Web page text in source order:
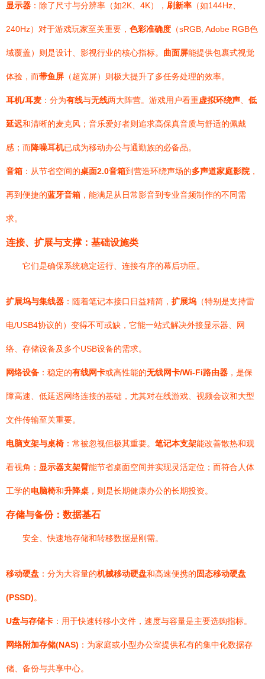
显示器 ：除了尺寸与分辨率（如2K、4K）， 刷新率 （如144Hz、
240Hz）对于游戏玩家至关重要， 色彩准确度 （sRGB, Adobe RGB色
域覆盖）则是设计、影视行业的核心指标。 曲面屏能提供包裹式视觉
体验，而带鱼屏 （超宽屏）则极大提升了多任务处理的效率。
耳机/耳麦 ：分为有线与无线两大阵营。游戏用户看重虚拟环绕声 低
延迟和清晰的麦克风；音乐爱好者则追求高保真音质与舒适的佩戴
感；而降噪耳机已成为移动办公与通勤族的必备品。
音箱 ：从节省空间的桌面2.0音箱到营造环绕声场的多声道家庭影院，
再到便捷的蓝牙音箱 ，能满足从日常影音到专业音频制作的不同需
求。
连接、扩展与支撑：基础设施类
它们是确保系统稳定运行、连接有序的幕后功臣。
扩展坞与集线器 ：随着笔记本接口日益精简， 扩展坞 （特别是支持雷
电/USB4协议的）变得不可或缺，它能一站式解决外接显示器、网
络、存储设备及多个USB设备的需求。
网络设备 ：稳定的有线网卡或高性能的无线网卡/Wi-Fi路由器 ，是保
障高速、低延迟网络连接的基础，尤其对在线游戏、视频会议和大型
文件传输至关重要。
电脑支架与桌椅 ：常被忽视但极其重要。 笔记本支架能改善散热和观
看视角； 显示器支架臂能节省桌面空间并实现灵活定位；而符合人体
工学的电脑椅和升降桌 ，则是长期健康办公的长期投资。
存储与备份：数据基石
安全、快速地存储和转移数据是刚需。
移动硬盘 ：分为大容量的机械移动硬盘和高速便携的固态移动硬盘
(PSSD)。
U盘与存储卡 ：用于快速转移小文件，速度与容量是主要选购指标。
网络附加存储(NAS) ：为家庭或小型办公室提供私有的集中化数据存
储、备份与共享中心。